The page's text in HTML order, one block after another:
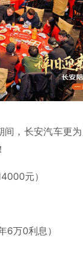
，长安汽车更
元）
万0利息）